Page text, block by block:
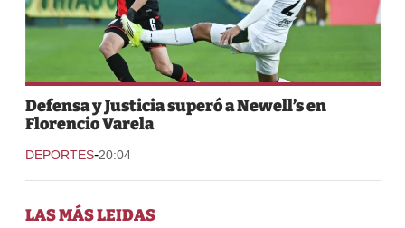
Defensa y Justicia superó a Newell’s en
Florencio Varela
DEPORTES-20:04
LAS MÁS LEIDAS